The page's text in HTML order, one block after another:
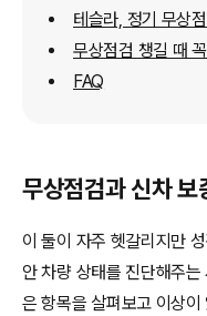
테슬라, 정기 무상
무상점검 챙길 때
FAQ
무상점검과 신차
이 둘이 자주 헷갈리지만
안 차량 상태를 진단해주는
은 항목을 살펴보고 이상